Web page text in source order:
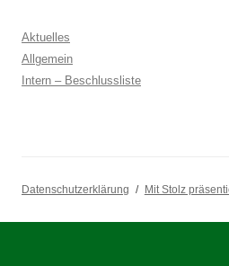
Aktuelles
Allgemein
Intern – Beschlussliste
Datenschutzerklärung Mit Stolz